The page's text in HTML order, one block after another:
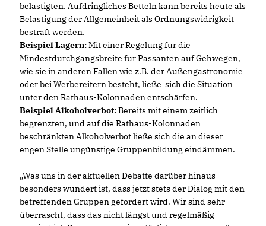
belästigten. Aufdringliches Betteln kann bereits heute als
Belästigung der Allgemeinheit als Ordnungswidrigkeit
bestraft werden.
Beispiel Lagern:Mit einer Regelung für die
Mindestdurchgangsbreite für Passanten auf Gehwegen,
wie sie in anderen Fällen wie z.B. der Außengastronomie
oder bei Werbereitern besteht, ließe sich die Situation
unter den Rathaus-Kolonnaden entschärfen.
Beispiel Alkoholverbot:Bereits mit einem zeitlich
begrenzten, und auf die Rathaus-Kolonnaden
beschränkten Alkoholverbot ließe sich die an dieser
engen Stelle ungünstige Gruppenbildung eindämmen.
Was uns in der aktuellen Debatte darüber hinaus
besonders wundert ist, dass jetzt stets der Dialog mit den
betreffenden Gruppen gefordert wird. Wir sind sehr
überrascht, dass das nicht längst und regelmäßig